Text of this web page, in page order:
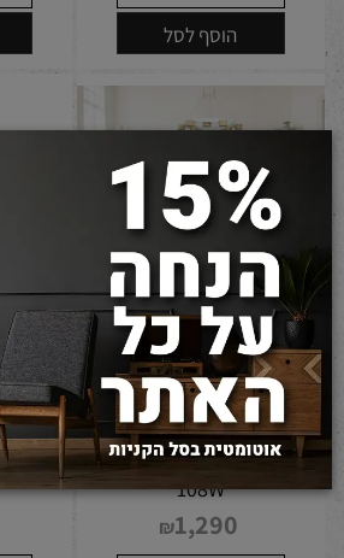
הוסף לסל
מנורת תלייה NIKO ROUND
108W
₪1,290